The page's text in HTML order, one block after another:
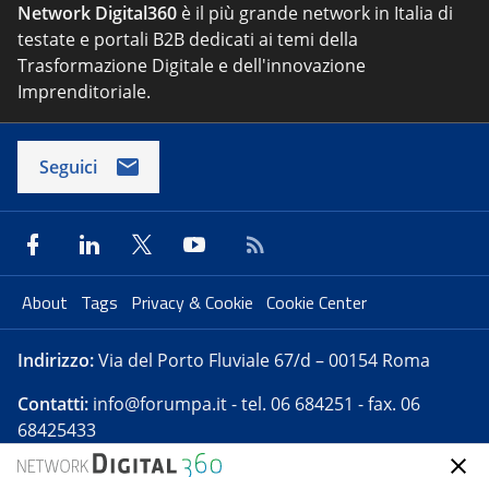
Network Digital360 è il più grande network in Italia di
testate e portali B2B dedicati ai temi della
Trasformazione Digitale e dell'innovazione
Imprenditoriale.
Seguici
About Tags Privacy & Cookie Cookie Center
Indirizzo:Via del Porto Fluviale 67/d – 00154 Roma
Contatti: info@forumpa.it- tel. 06 684251 - fax. 06
68425433